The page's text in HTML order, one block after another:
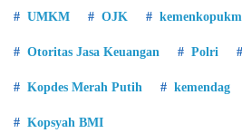
UMKM OJK kemenkopukm
Otoritas Jasa Keuangan Polri
Kopdes Merah Putih kemendag
Kopsyah BMI